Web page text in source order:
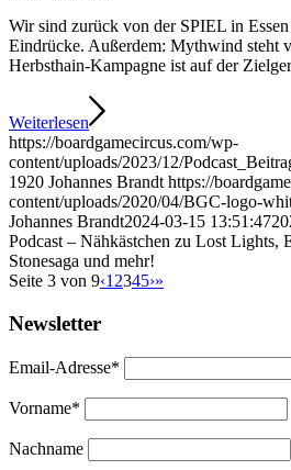
Wir sind zurück von der SPIEL in
Eindrücke. Außerdem: Mythwind steht
Herbsthain-Kampagne ist auf der
Weiterlesen
https://boardgamecircus.com/wp-
content/uploads/2023/12/
1920 Johannes Brandt https://
content/uploads/2020/04/BGC-logo-
Johannes Brandt2024-03-15 13:51:47
Podcast – Nähkästchen zu Lost Lights,
Stonesaga und mehr!
Seite 3 von 9‹1 2345›»
Newsletter
Email-Adresse*
Vorname*
Nachname